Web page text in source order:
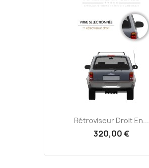
Rétroviseur Droit En...
320,00 €